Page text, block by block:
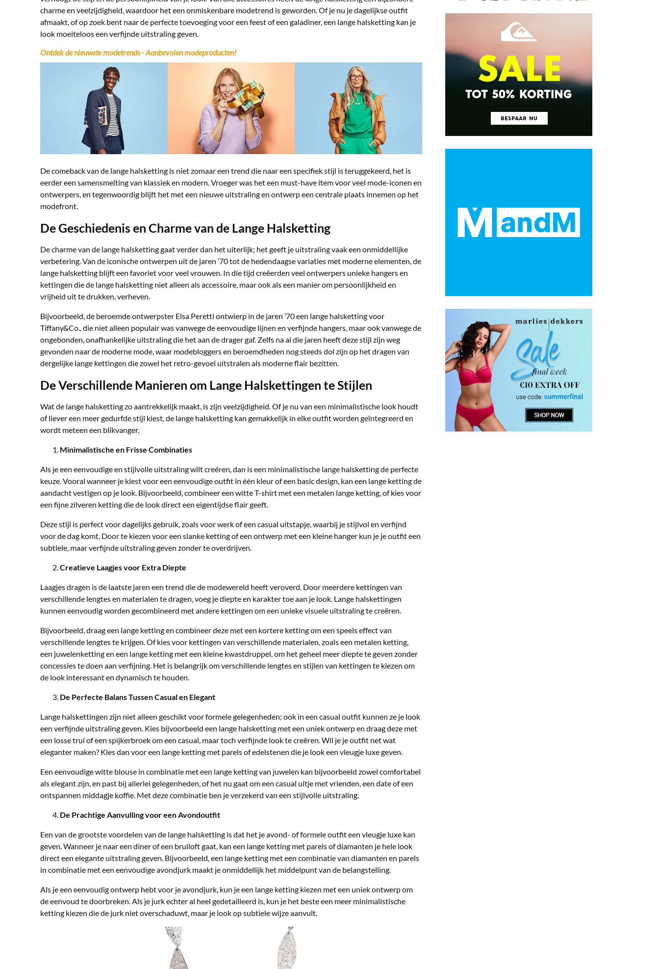
charme en veelzijdigheid, waardoor het een onmiskenbare modetrend is geworden. Of je nu je dagelijkse outfit
afmaakt, of op zoek bent naar de perfecte toevoeging voor een feest of een galadiner, een lange halsketting kan je
look moeiteloos een verfijnde uitstraling geven.
Ontdek de nieuwste modetrends - Aanbevolen modeproducten!
De comeback van de lange halsketting is niet zomaar een trend die naar een specifiek stijl is teruggekeerd, het is
eerder een samensmelting van klassiek en modern. Vroeger was het een must-have item voor veel mode-iconen en
ontwerpers, en tegenwoordig blijft het met een nieuwe uitstraling en ontwerp een centrale plaats innemen op het
modefront.
De Geschiedenis en Charme van de Lange Halsketting
De charme van de lange halsketting gaat verder dan het uiterlijk; het geeft je uitstraling vaak een onmiddellijke
verbetering. Van de iconische ontwerpen uit de jaren ’70 tot de hedendaagse variaties met moderne elementen, de
lange halsketting blijft een favoriet voor veel vrouwen. In die tijd creëerden veel ontwerpers unieke hangers en
kettingen die de lange halsketting niet alleen als accessoire, maar ook als een manier om persoonlijkheid en
vrijheid uit te drukken, verheven.
Bijvoorbeeld, de beroemde ontwerpster Elsa Peretti ontwierp in de jaren ’70 een lange halsketting voor
Tiffany&Co., die niet alleen populair was vanwege de eenvoudige lijnen en verfijnde hangers, maar ook vanwege de
ongebonden, onafhankelijke uitstraling die het aan de drager gaf. Zelfs na al die jaren heeft deze stijl zijn weg
gevonden naar de moderne mode, waar modebloggers en beroemdheden nog steeds dol zijn op het dragen van
dergelijke lange kettingen die zowel het retro-gevoel uitstralen als moderne flair bezitten.
De Verschillende Manieren om Lange Halskettingen te Stijlen
Wat de lange halsketting zo aantrekkelijk maakt, is zijn veelzijdigheid. Of je nu van een minimalistische look houdt
of liever een meer gedurfde stijl kiest, de lange halsketting kan gemakkelijk in elke outfit worden geïntegreerd en
wordt meteen een blikvanger.
Minimalistische en Frisse Combinaties
Als je een eenvoudige en stijlvolle uitstraling wilt creëren, dan is een minimalistische lange halsketting de perfecte
keuze. Vooral wanneer je kiest voor een eenvoudige outfit in één kleur of een basic design, kan een lange ketting de
aandacht vestigen op je look. Bijvoorbeeld, combineer een witte T-shirt met een metalen lange ketting, of kies voor
een fijne zilveren ketting die de look direct een eigentijdse flair geeft.
Deze stijl is perfect voor dagelijks gebruik, zoals voor werk of een casual uitstapje, waarbij je stijlvol en verfijnd
voor de dag komt. Door te kiezen voor een slanke ketting of een ontwerp met een kleine hanger kun je je outfit een
subtiele, maar verfijnde uitstraling geven zonder te overdrijven.
Creatieve Laagjes voor Extra Diepte
Laagjes dragen is de laatste jaren een trend die de modewereld heeft veroverd. Door meerdere kettingen van
verschillende lengtes en materialen te dragen, voeg je diepte en karakter toe aan je look. Lange halskettingen
kunnen eenvoudig worden gecombineerd met andere kettingen om een unieke visuele uitstraling te creëren.
Bijvoorbeeld, draag een lange ketting en combineer deze met een kortere ketting om een speels effect van
verschillende lengtes te krijgen. Of kies voor kettingen van verschillende materialen, zoals een metalen ketting,
een juwelenketting en een lange ketting met een kleine kwastdruppel, om het geheel meer diepte te geven zonder
concessies te doen aan verfijning. Het is belangrijk om verschillende lengtes en stijlen van kettingen te kiezen om
de look interessant en dynamisch te houden.
De Perfecte Balans Tussen Casual en Elegant
Lange halskettingen zijn niet alleen geschikt voor formele gelegenheden; ook in een casual outfit kunnen ze je look
een verfijnde uitstraling geven. Kies bijvoorbeeld een lange halsketting met een uniek ontwerp en draag deze met
een losse trui of een spijkerbroek om een casual, maar toch verfijnde look te creëren. Wil je je outfit net wat
eleganter maken? Kies dan voor een lange ketting met parels of edelstenen die je look een vleugje luxe geven.
Een eenvoudige witte blouse in combinatie met een lange ketting van juwelen kan bijvoorbeeld zowel comfortabel
als elegant zijn, en past bij allerlei gelegenheden, of het nu gaat om een casual uitje met vrienden, een date of een
ontspannen middagje koffie. Met deze combinatie ben je verzekerd van een stijlvolle uitstraling.
De Prachtige Aanvulling voor een Avondoutfit
Een van de grootste voordelen van de lange halsketting is dat het je avond- of formele outfit een vleugje luxe kan
geven. Wanneer je naar een diner of een bruiloft gaat, kan een lange ketting met parels of diamanten je hele look
direct een elegante uitstraling geven. Bijvoorbeeld, een lange ketting met een combinatie van diamanten en parels
in combinatie met een eenvoudige avondjurk maakt je onmiddellijk het middelpunt van de belangstelling.
Als je een eenvoudig ontwerp hebt voor je avondjurk, kun je een lange ketting kiezen met een uniek ontwerp om
de eenvoud te doorbreken. Als je jurk echter al heel gedetailleerd is, kun je het beste een meer minimalistische
ketting kiezen die de jurk niet overschaduwt, maar je look op subtiele wijze aanvult.